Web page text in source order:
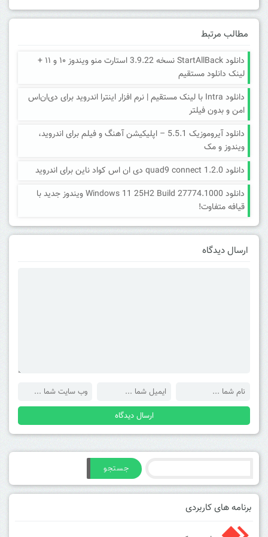
مطالب مرتبط
دانلود StartAllBack نسخه 3.9.22 استارت منو ویندوز ۱۰ و ۱۱ +
لینک دانلود مستقیم
دانلود Intra با لینک مستقیم | نرم افزار اینترا اندروید برای دی‌ان‌اس
امن و بدون فیلتر
دانلود آیروموزیک 5.5.1 – اپلیکیشن آهنگ و فیلم برای اندروید،
ویندوز و مک
دانلود quad9 connect 1.2.0 دی ان اس کواد ناین برای اندروید
دانلود Windows 11 25H2 Build 27774.1000 ویندوز جدید با
قیافه متفاوت!
ارسال دیدگاه
جستجو
برنامه های کاربردی